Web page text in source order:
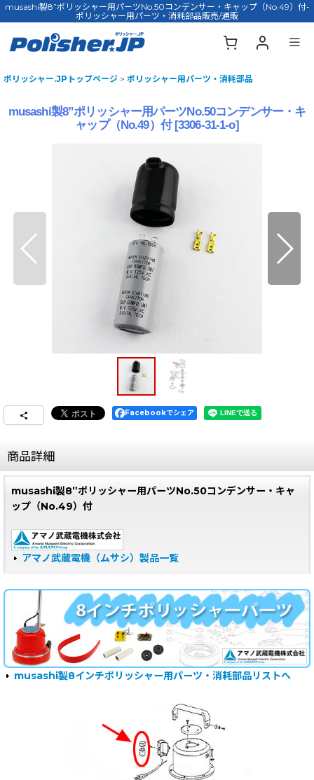
musashi製8”ポリッシャー用パーツNo.50コンデンサー・キャップ（No.49）付-
ポリッシャー用パーツ・消耗部品販売/通販
ポリッシャー.JPトップページ > ポリッシャー用パーツ・消耗部品
musashi製8”ポリッシャー用パーツNo.50コンデンサー・キ
ャップ（No.49）付 [3306-31-1-o]
Facebookでシェア
商品詳細
musashi製8”ポリッシャー用パーツNo.50コンデンサー・キャ
ップ（No.49）付
アマノ武蔵電機（ムサシ）製品一覧
musashi製8インチポリッシャー用パーツ・消耗部品リストへ